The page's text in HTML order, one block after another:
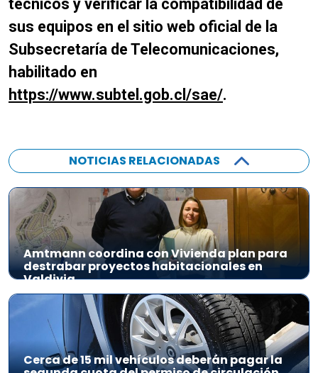
técnicos y verificar la compatibilidad de
sus equipos en el sitio web oficial de la
Subsecretaría de Telecomunicaciones,
habilitado en
https://www.subtel.gob.cl/sae/.
NOTICIAS RELACIONADAS
Amtmann coordina con Vivienda plan para
destrabar proyectos habitacionales en
Valdivia
Cerca de 15 mil vehículos deberán pagar la